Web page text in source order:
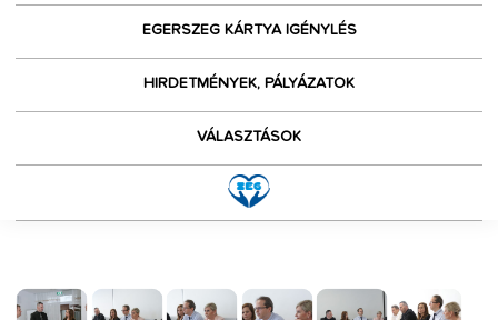
EGERSZEG KÁRTYA IGÉNYLÉS
HIRDETMÉNYEK, PÁLYÁZATOK
VÁLASZTÁSOK